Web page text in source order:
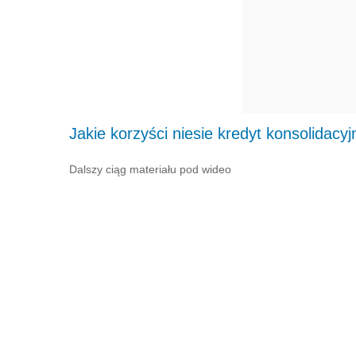
Jakie korzyści niesie kredyt
Dalszy ciąg materiału pod wideo